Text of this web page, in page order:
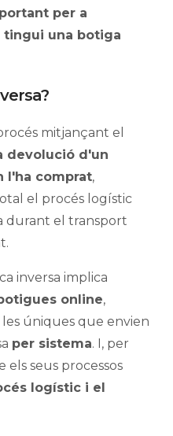
per a
tingui una botiga
mitjançant el
devolució d'un
l'ha comprat,
el procés logístic
durant el transport
inversa implica
online,
úniques que envien
per sistema. I, per
seus processos
logístic i el